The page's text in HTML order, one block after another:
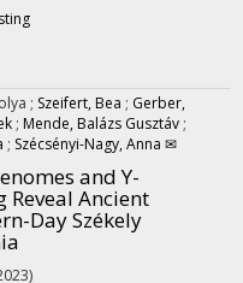
; Szeifert, Bea ; Gerber,
; Mende, Balázs Gusztáv ;
; Szécsényi-Nagy, Anna ✉
and Y-
Ancient
Day Székely